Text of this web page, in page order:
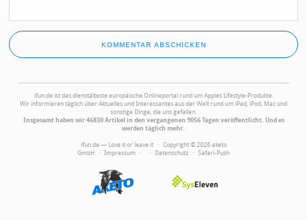
ifun.de ist das dienstälteste europäische Onlineportal rund um Apples Lifestyle-Produkte.
Wir informieren täglich über Aktuelles und Interessantes aus der Welt rund um iPad, iPod, Mac und
sonstige Dinge, die uns gefallen.
Insgesamt haben wir 46830 Artikel in den vergangenen 9056 Tagen veröffentlicht. Und es
werden täglich mehr.
ifun.de — Love it or leave it · Copyright © 2026 aketo
GmbH · Impressum · · Datenschutz · Safari-Push